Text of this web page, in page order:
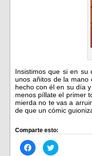
Insistimos que si en su
unos añitos de la mano
hecho con él en su día
menos píllate el primer
mierda no te vas a
de que un cómic
Comparte esto:
Haz
clic
Haz
clic